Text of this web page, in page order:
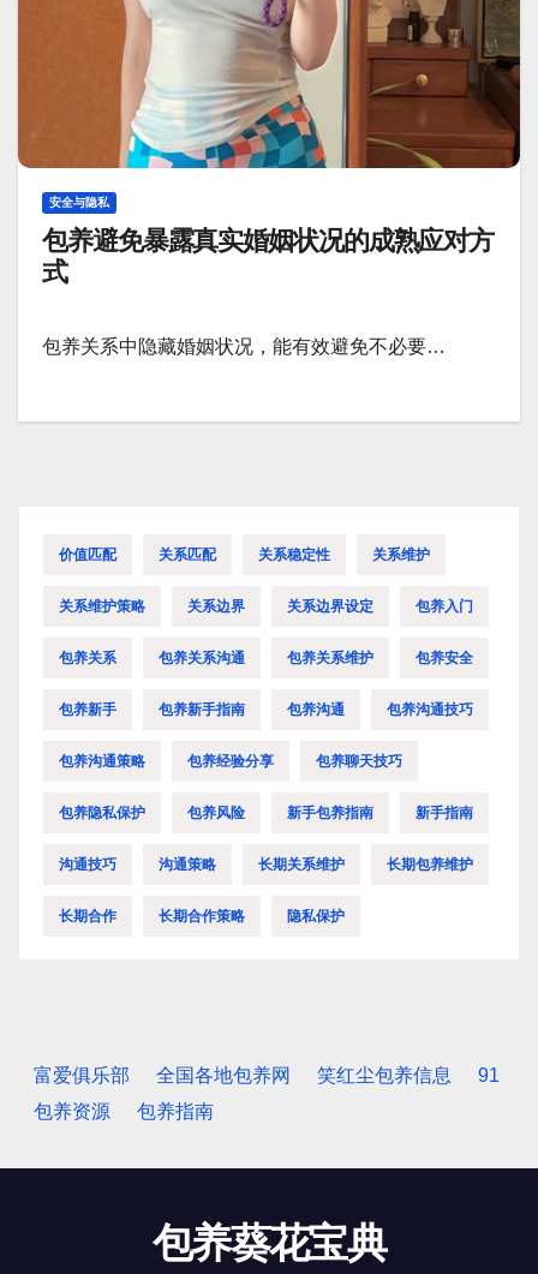
安全与隐私
包养避免暴露真实婚姻状况的成熟应对方
式
包养关系中隐藏婚姻状况，能有效避免不必要…
价值匹配 关系匹配 关系稳定性 关系维护
关系维护策略 关系边界 关系边界设定 包养入门
包养关系 包养关系沟通 包养关系维护 包养安全
包养新手 包养新手指南 包养沟通 包养沟通技巧
包养沟通策略 包养经验分享 包养聊天技巧
包养隐私保护 包养风险 新手包养指南 新手指南
沟通技巧 沟通策略 长期关系维护 长期包养维护
长期合作 长期合作策略 隐私保护
富爱俱乐部 全国各地包养网 笑红尘包养信息
91
包养资源
包养指南
包养葵花宝典